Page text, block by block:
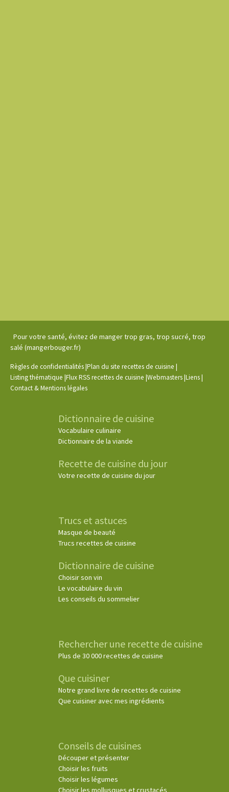
Pour votre santé, évitez de manger trop gras, trop sucré, trop
salé (mangerbouger.fr)
Règles de confidentialités|Plan du site recettes de cuisine |
Listing thématique |Flux RSS recettes de cuisine |Webmasters|Liens|
Contact & Mentions légales
Dictionnaire de cuisine
Vocabulaire culinaire
Dictionnaire de la viande
Recette de cuisine du jour
Votre recette de cuisine du jour
Trucs et astuces
Masque de beauté
Trucs recettes de cuisine
Dictionnaire de cuisine
Choisir son vin
Le vocabulaire du vin
Les conseils du sommelier
Rechercher une recette de cuisine
Plus de 30 000 recettes de cuisine
Que cuisiner
Notre grand livre de recettes de cuisine
Que cuisiner avec mes ingrédients
Conseils de cuisines
Découper et présenter
Choisir les fruits
Choisir les légumes
Choisir les mollusques et crustacés